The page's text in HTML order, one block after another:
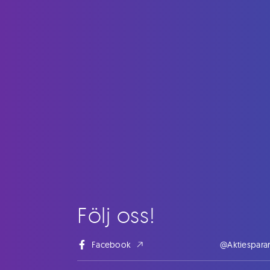
Följ oss!
Facebook